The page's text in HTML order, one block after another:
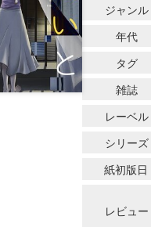
ジャンル
年代
タグ
雑誌
レーベル
シリーズ
紙初版日
レビュー